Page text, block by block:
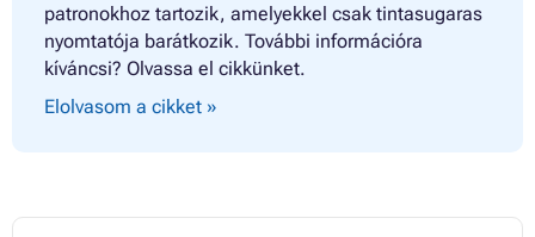
patronokhoz tartozik, amelyekkel csak tintasugaras
nyomtatója barátkozik. További információra
kíváncsi? Olvassa el cikkünket.
Elolvasom a cikket »